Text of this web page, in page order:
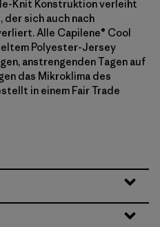
Knit Konstruktion verleiht
der sich auch nach
Alle Capilene® Cool
Polyester-Jersey
anstrengenden Tagen auf
das Mikroklima des
in einem Fair Trade